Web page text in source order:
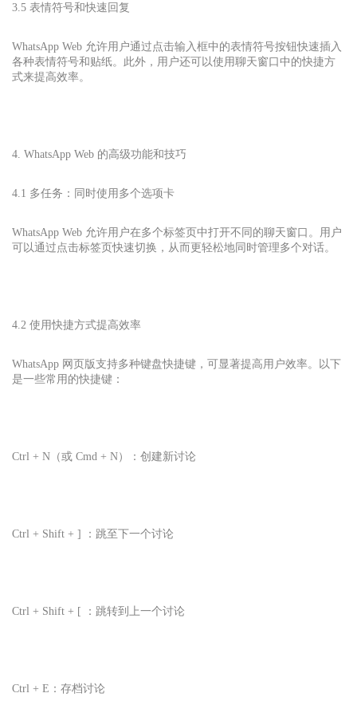
3.5 表情符号和快速回复
WhatsApp Web 允许用户通过点击输入框中的表情符号按钮快速插入
各种表情符号和贴纸。此外，用户还可以使用聊天窗口中的快捷方
式来提高效率。
4. WhatsApp Web 的高级功能和技巧
4.1 多任务：同时使用多个选项卡
WhatsApp Web 允许用户在多个标签页中打开不同的聊天窗口。用户
可以通过点击标签页快速切换，从而更轻松地同时管理多个对话。
4.2 使用快捷方式提高效率
WhatsApp 网页版支持多种键盘快捷键，可显著提高用户效率。以下
是一些常用的快捷键：
Ctrl + N（或 Cmd + N）：创建新讨论
Ctrl + Shift + ] ：跳至下一个讨论
Ctrl + Shift + [ ：跳转到上一个讨论
Ctrl + E：存档讨论